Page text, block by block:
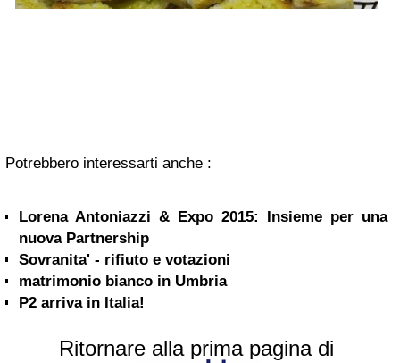
Potrebbero interessarti anche :
Lorena Antoniazzi & Expo 2015: Insieme per una
nuova Partnership
Sovranita' - rifiuto e votazioni
matrimonio bianco in Umbria
P2 arriva in Italia!
Ritornare alla prima pagina di